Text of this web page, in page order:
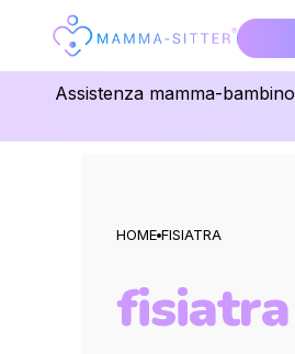
Assistenza mamma-bambino
HOME FISIATRA
fisiatra